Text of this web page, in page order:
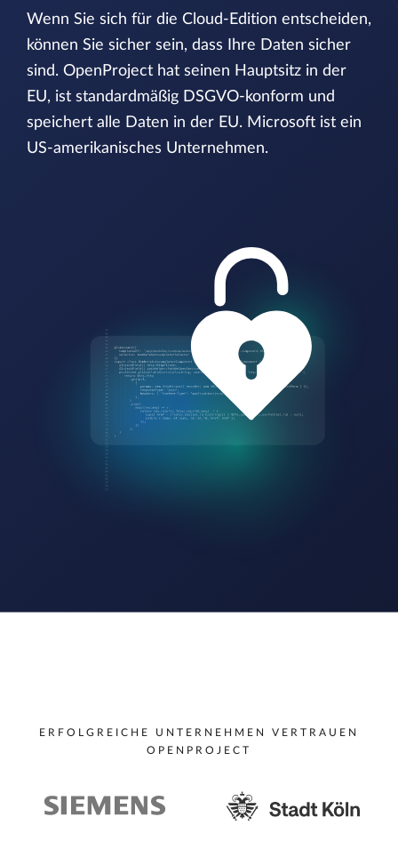
Wenn Sie sich für die Cloud-Edition entscheiden,
können Sie sicher sein, dass Ihre Daten sicher
sind. OpenProject hat seinen Hauptsitz in der
EU, ist standardmäßig DSGVO-konform und
speichert alle Daten in der EU. Microsoft ist ein
US-amerikanisches Unternehmen.
ERFOLGREICHE UNTERNEHMEN VERTRAUEN
OPENPROJECT